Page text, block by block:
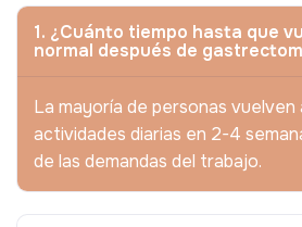
1. ¿Cuánto tiempo hasta que
normal después de
La mayoría de personas vuelven
actividades diarias en 2-4
de las demandas del trabajo.